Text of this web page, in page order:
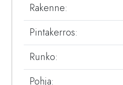
Rakenne:
Pintakerros:
Runko:
Pohja: